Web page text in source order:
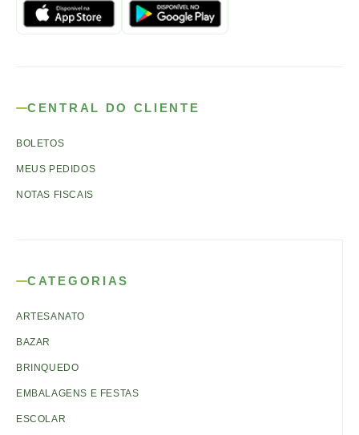
CENTRAL DO CLIENTE
BOLETOS
MEUS PEDIDOS
NOTAS FISCAIS
CATEGORIAS
ARTESANATO
BAZAR
BRINQUEDO
EMBALAGENS E FESTAS
ESCOLAR